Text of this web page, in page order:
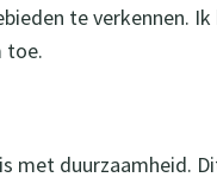
te verkennen.
toe.
met duurzaamheid.